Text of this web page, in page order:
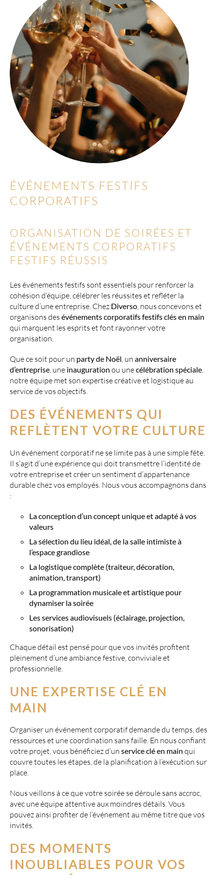
ÉVÉNEMENTS FESTIFS
CORPORATIFS
ORGANISATION DE SOIRÉES ET
ÉVÉNEMENTS CORPORATIFS
FESTIFS RÉUSSIS
Les événements festifs sont essentiels pour renforcer la
cohésion d’équipe, célébrer les réussites et refléter la
culture d’une entreprise. Chez Diverso, nous concevons et
organisons desévénements corporatifs festifs clés en main
qui marquent les esprits et font rayonner votre
organisation.
Que ce soit pour un party de Noël, unanniversaire
d’entreprise, une inauguration ou unecélébration spéciale,
notre équipe met son expertise créative et logistique au
service de vos objectifs.
DES ÉVÉNEMENTS QUI
REFLÈTENT VOTRE CULTURE
Un événement corporatif ne se limite pas à une simple fête.
Il s’agit d’une expérience qui doit transmettre l’identité de
votre entreprise et créer un sentiment d’appartenance
durable chez vos employés. Nous vous accompagnons dans
:
La conception d’un concept unique et adapté à vos
valeurs
La sélection du lieu idéal, de la salle intimiste à
l’espace grandiose
La logistique complète (traiteur, décoration,
animation, transport)
La programmation musicale et artistique pour
dynamiser la soirée
Les services audiovisuels (éclairage, projection,
sonorisation)
Chaque détail est pensé pour que vos invités profitent
pleinement d’une ambiance festive, conviviale et
professionnelle.
UNE EXPERTISE CLÉ EN
MAIN
Organiser un événement corporatif demande du temps, des
ressources et une coordination sans faille. En nous confiant
votre projet, vous bénéficiez d’unservice clé en main qui
couvre toutes les étapes, de la planification à l’exécution sur
place.
Nous veillons à ce que votre soirée se déroule sans accroc,
avec une équipe attentive aux moindres détails. Vous
pouvez ainsi profiter de l’événement au même titre que vos
invités.
DES MOMENTS
INOUBLIABLES POUR VOS